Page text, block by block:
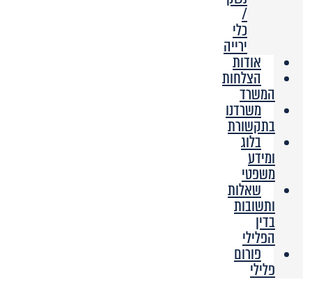
/
כלי
ירייה
אודות
הצלחות
המשרד
משרדנו
בתקשורת
בלוג
ומידע
משפטי
שאלות
ותשובות
בדין
הפלילי
פורום
פלילי